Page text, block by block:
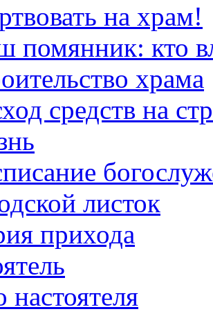
на храм!
помянник: кто
храма
средств на
листок
прихода
настоятеля